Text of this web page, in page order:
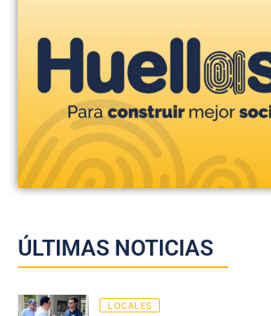
ÚLTIMAS NOTICIAS
LOCALES